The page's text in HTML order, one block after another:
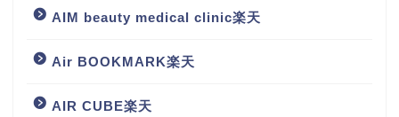
AIM beauty medical clinic楽天
Air BOOKMARK楽天
AIR CUBE楽天